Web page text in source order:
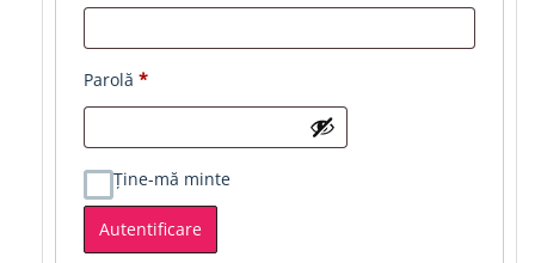
Parolă *Obligatoriu
Ține-mă minte
Autentificare